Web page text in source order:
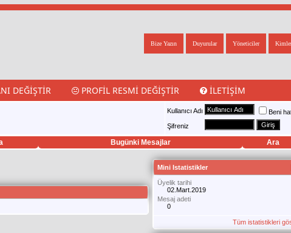
Yöneticiler
Duyurular
Bize Yazın
DEĞIŞTIR PROFIL RESMI DEĞIŞTIR İLETIŞIM
Kullanıcı Adı
Beni
Şifreniz
Bugünki Mesajlar Ara
Mini Istatistikler
Üyelik tarihi
02.Mart.2019
Mesaj adeti
0
Tüm istatistikleri